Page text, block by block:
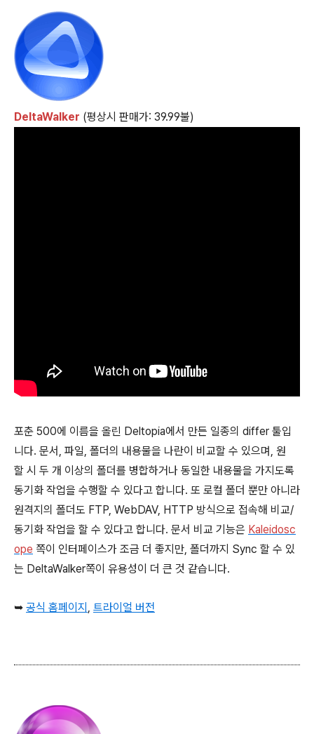
DeltaWalker (평상시 판매가: 39.99불)
포춘 500에 이름을 올린 Deltopia에서 만든 일종의 differ 툴입
니다. 문서, 파일, 폴더의 내용물을 나란이 비교할 수 있으며, 원
할 시 두 개 이상의 폴더를 병합하거나 동일한 내용물을 가지도록
동기화 작업을 수행할 수 있다고 합니다. 또 로컬 폴더 뿐만 아니라
원격지의 폴더도 FTP, WebDAV, HTTP 방식으로 접속해 비교/
동기화 작업을 할 수 있다고 합니다. 문서 비교 기능은 Kaleidosc
ope 쪽이 인터페이스가 조금 더 좋지만, 폴더까지 Sync 할 수 있
는 DeltaWalker쪽이 유용성이 더 큰 것 같습니다.
➥ 공식 홈페이지 , 트라이얼 버전